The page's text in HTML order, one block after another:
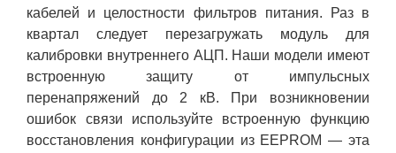
кабелей и целостности фильтров питания. Раз в
квартал следует перезагружать модуль для
калибровки внутреннего АЦП. Наши модели имеют
встроенную защиту от импульсных
перенапряжений до 2 кВ. При возникновении
ошибок связи используйте встроенную функцию
восстановления конфигурации из EEPROM — эта